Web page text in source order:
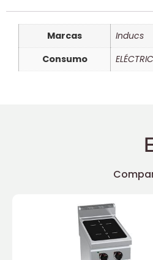
Marcas
Inducs
Consumo